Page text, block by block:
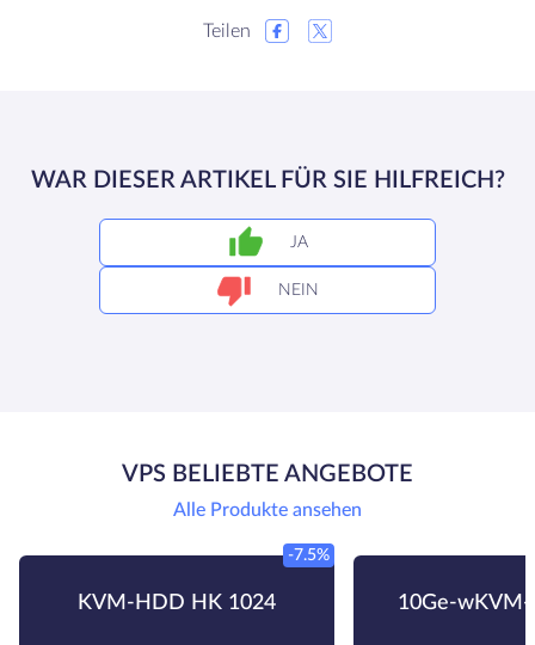
Teilen
WAR DIESER ARTIKEL FÜR SIE HILFREICH?
JA
NEIN
VPS BELIEBTE ANGEBOTE
Alle Produkte ansehen
KVM-HDD HK 1024
-7.5%
10Ge-wKVM-